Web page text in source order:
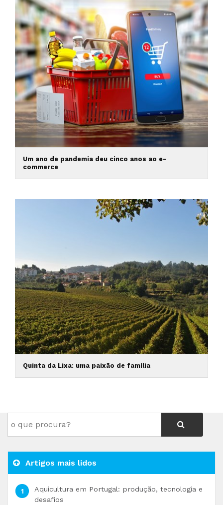
Um ano de pandemia deu cinco anos ao e-
commerce
Quinta da Lixa: uma paixão de família
Artigos mais lidos
Aquicultura em Portugal: produção, tecnologia e
desafios